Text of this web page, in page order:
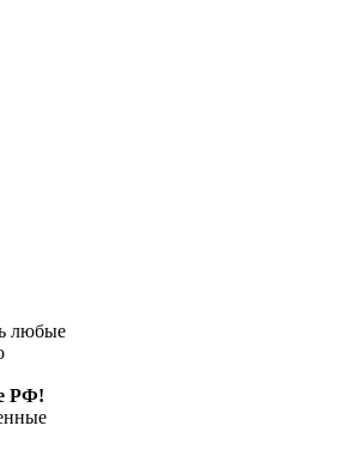
любые
РФ!